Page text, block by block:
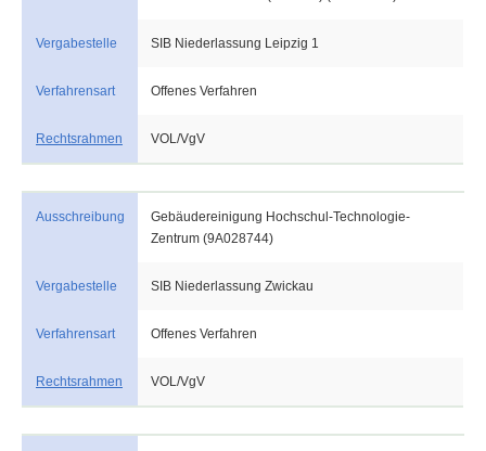
Vergabestelle SIB Niederlassung Leipzig 1
Verfahrensart Offenes Verfahren
Rechtsrahmen VOL/VgV
Ausschreibung
Gebäudereinigung Hochschul-Technologie-
Zentrum (9A028744)
Vergabestelle SIB Niederlassung Zwickau
Verfahrensart Offenes Verfahren
Rechtsrahmen VOL/VgV